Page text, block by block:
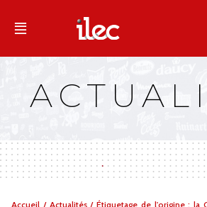
Qu'est-ce que l’Ilec
Campagnes multimarques
Vous
Accueil / Actualités/ Étiquetage de l'origine : la